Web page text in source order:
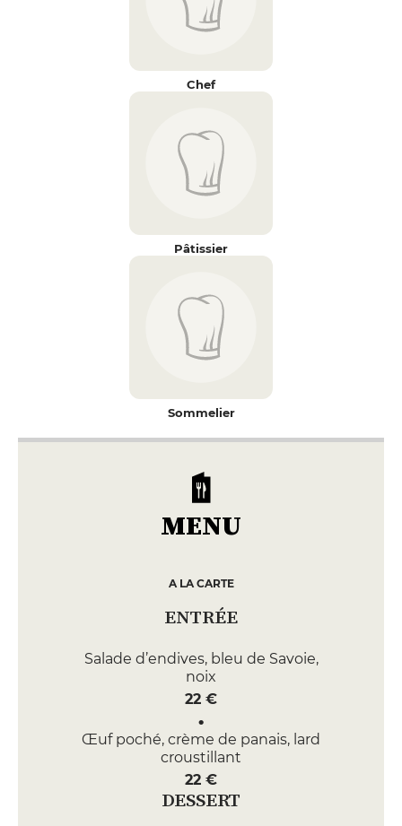
Chef
Pâtissier
Sommelier
MENU
A LA CARTE
ENTRÉE
Salade d’endives, bleu de Savoie,
noix
22 €
Œuf poché, crème de panais, lard
croustillant
22 €
DESSERT